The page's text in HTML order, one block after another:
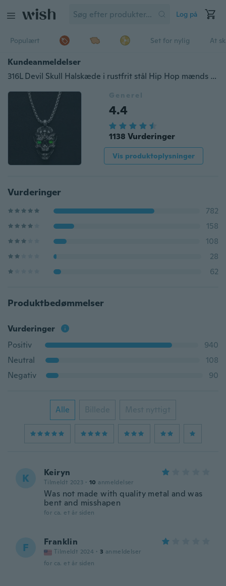
Log på
Populært Set for nylig At
Kundeanmeldelser
316L Devil Skull Halskæde i rustfrit stål Hip Hop mænds smykker
Generel
4.4
1138 Vurderinger
Vis produktoplysninger
Vurderinger
782
158
108
28
62
Produktbedømmelser
Vurderinger
Positiv
940
Neutral
108
Negativ
90
Alle Billede Mest nyttigt
K Keiryn
Tilmeldt 2023 · 10 anmeldelser
Was not made with quality metal and was
bent and misshapen
for ca. et år siden
F Franklin
Tilmeldt 2024 · 3 anmeldelser
for ca. et år siden